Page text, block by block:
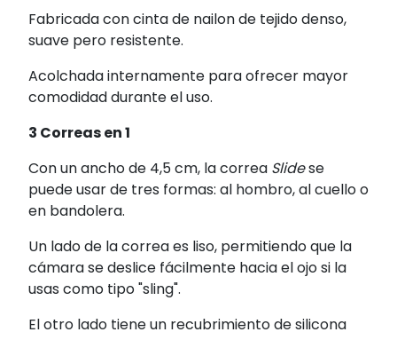
Fabricada con cinta de nailon de tejido denso,
suave pero resistente.
Acolchada internamente para ofrecer mayor
comodidad durante el uso.
3 Correas en 1
Con un ancho de 4,5 cm, la correa Slidese
puede usar de tres formas: al hombro, al cuello o
en bandolera.
Un lado de la correa es liso, permitiendo que la
cámara se deslice fácilmente hacia el ojo si la
usas como tipo "sling".
El otro lado tiene un recubrimiento de silicona